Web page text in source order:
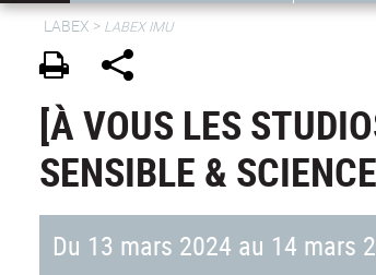
LABEX > LABEX IMU
[À VOUS LES
SENSIBLE &
Du 13 mars 2024 au 14 mars